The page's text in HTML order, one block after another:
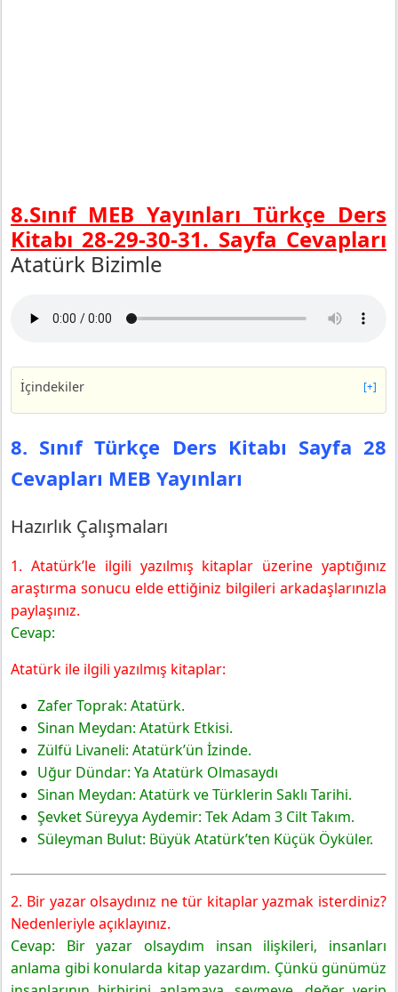
8.Sınıf MEB Yayınları Türkçe Ders
Kitabı 28-29-30-31. Sayfa Cevapları
Atatürk Bizimle
İçindekiler [+]
8. Sınıf Türkçe Ders Kitabı Sayfa 28 Cevapları MEB
Yayınları
Hazırlık Çalışmaları
1. Etkinlik
Yayınları
3. Etkinlik
8. Sınıf Türkçe Ders Kitabı Sayfa 30 Cevapları MEB
Yayınları
8. Sınıf Türkçe Ders Kitabı Sayfa 31 Cevapları MEB
6. Etkinlik
Gelecek Derse Hazırlık
8. Sınıf Türkçe Ders Kitabı Sayfa 28
Cevapları MEB Yayınları
Hazırlık Çalışmaları
1. Atatürk’le ilgili yazılmış kitaplar üzerine yaptığınız
araştırma sonucu elde ettiğiniz bilgileri arkadaşlarınızla
paylaşınız.
Cevap:
Atatürk ile ilgili yazılmış kitaplar:
Zafer Toprak: Atatürk.
Sinan Meydan: Atatürk Etkisi.
Zülfü Livaneli: Atatürk’ün İzinde.
Uğur Dündar: Ya Atatürk Olmasaydı
Sinan Meydan: Atatürk ve Türklerin Saklı Tarihi.
Şevket Süreyya Aydemir: Tek Adam 3 Cilt Takım.
Süleyman Bulut: Büyük Atatürk’ten Küçük Öyküler.
2. Bir yazar olsaydınız ne tür kitaplar yazmak isterdiniz?
Nedenleriyle açıklayınız.
Cevap: Bir yazar olsaydım insan ilişkileri, insanları
anlama gibi konularda kitap yazardım. Çünkü günümüz